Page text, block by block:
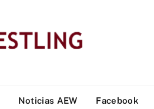
Noticias AEW Facebook